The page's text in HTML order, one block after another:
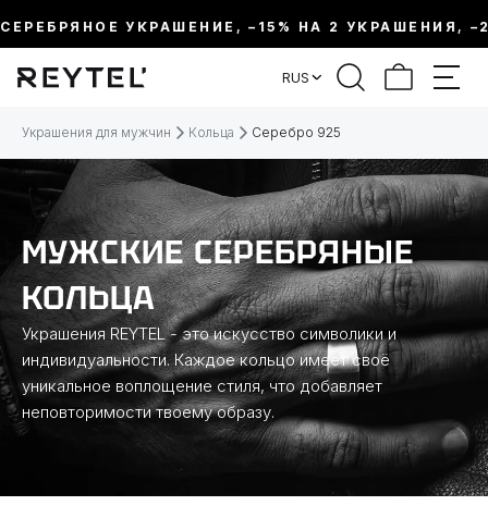
УКРАШЕНИЕ, –15% НА 2 УКРАШЕНИЯ,
RUS
Украшения для мужчин Кольца Серебро 925
МУЖСКИЕ СЕРЕБРЯНЫЕ
КОЛЬЦА
Украшения REYTEL - это искусство символики и
индивидуальности. Каждое кольцо имеет своё
уникальное воплощение стиля, что добавляет
неповторимости твоему образу.
ФИЛЬТР
МЕТАЛЛ
ВИД УКРАШЕНИЯ
КОЛЛЕКЦИИ
РАЗМЕР